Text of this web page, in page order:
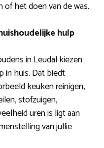
het doen van de was.
hulp
in Leudal kiezen
in huis. Dat biedt
keuken reinigen,
stofzuigen,
uren is ligt aan
van jullie